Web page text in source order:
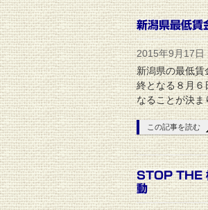
新潟県最低賃
2015年9月17日
新潟県の最低賃
終となる８月６
なることが決
この記事を読む
STOP THE
動